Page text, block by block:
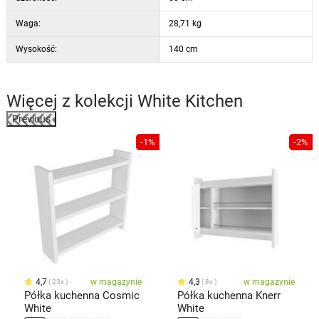
Waga: 28,71 kg
Wysokość: 140 cm
Więcej z kolekcji White Kitchen
Previous
-1%
4,7 23x w magazynie
Półka kuchenna Cosmic
White
-2%
4,3 8x w magazynie
Półka kuchenna Knerr
White